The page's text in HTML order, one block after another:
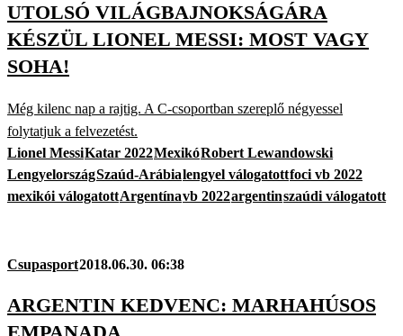
UTOLSÓ VILÁGBAJNOKSÁGÁRA
KÉSZÜL LIONEL MESSI: MOST VAGY
SOHA!
Még kilenc nap a rajtig. A C-csoportban szereplő négyessel
folytatjuk a felvezetést.
Lionel MessiKatar 2022MexikóRobert Lewandowski
LengyelországSzaúd-Arábialengyel válogatottfoci vb 2022
mexikói válogatottArgentínavb 2022argentinszaúdi válogatott
Csupasport2018.06.30. 06:38
ARGENTIN KEDVENC: MARHAHÚSOS